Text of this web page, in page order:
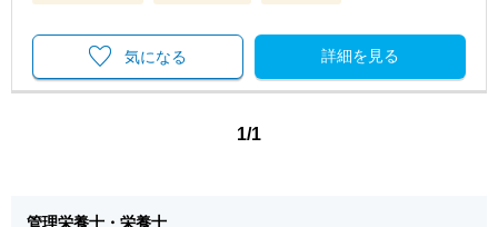
詳細を見る
気になる
1/1
管理栄養士・栄養士